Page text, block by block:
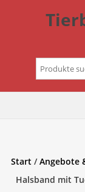
Suchen
nach:
Start /Angebote
Halsband mit